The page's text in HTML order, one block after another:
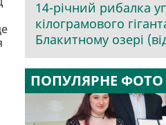
14-річний рибалка
кілограмового
Блакитному озері
ПОПУЛЯРНЕ ФОТО